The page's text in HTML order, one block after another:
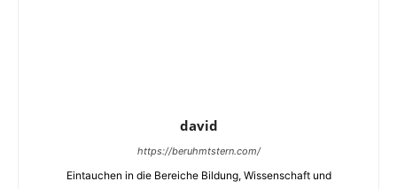
david
https://beruhmtstern.com/
Eintauchen in die Bereiche Bildung, Wissenschaft und